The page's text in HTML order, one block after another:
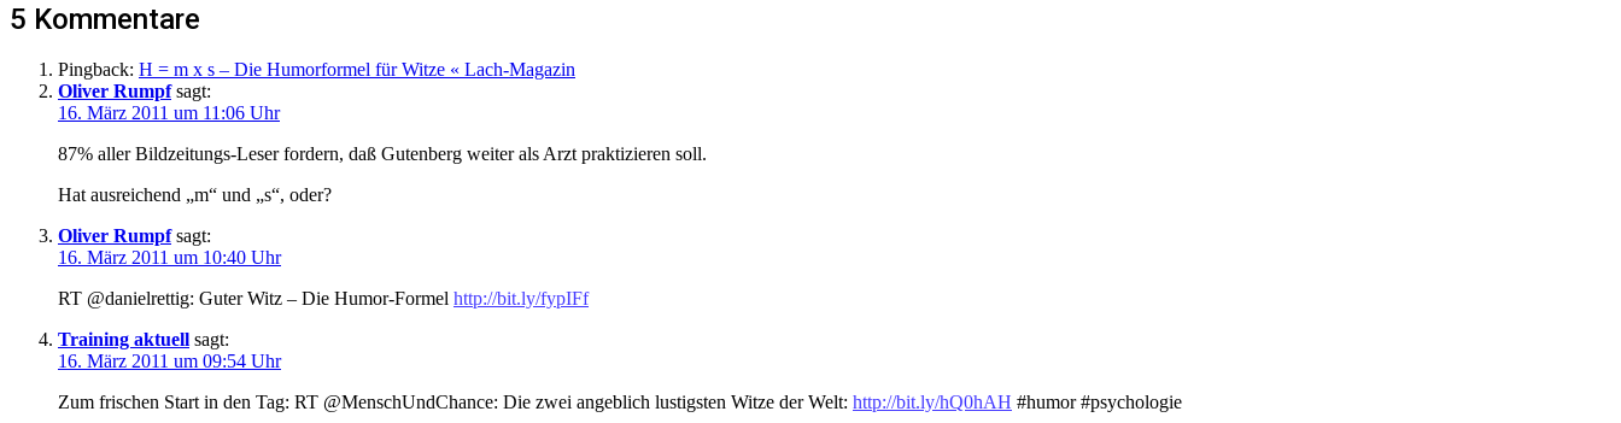
5 Kommentare
Pingback: H = m x s – Die Humorformel für Witze « Lach-Magazin
Oliver Rumpf sagt:
16. März 2011 um 11:06 Uhr
87% aller Bildzeitungs-Leser fordern, daß Gutenberg weiter als Arzt praktizieren soll.
Hat ausreichend „m“ und „s“, oder?
Oliver Rumpf sagt:
16. März 2011 um 10:40 Uhr
RT @danielrettig: Guter Witz – Die Humor-Formel http://bit.ly/fypIFf
Training aktuell sagt:
16. März 2011 um 09:54 Uhr
Zum frischen Start in den Tag: RT @MenschUndChance: Die zwei angeblich lustigsten Witze der Welt: http://bit.ly/hQ0hAH #humor #psychologie